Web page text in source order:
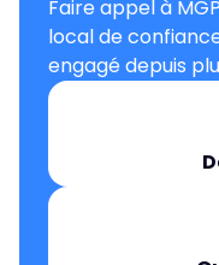
Faire appel à
local de
engagé depuis